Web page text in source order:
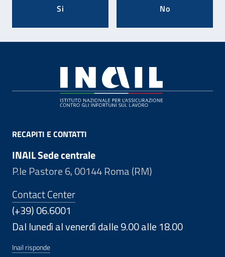
Si No
RECAPITI E CONTATTI
INAIL Sede centrale
P.le Pastore 6, 00144 Roma (RM)
Contact Center
(+39) 06.6001
Dal lunedì al venerdì dalle 9.00 alle 18.00
Inail risponde